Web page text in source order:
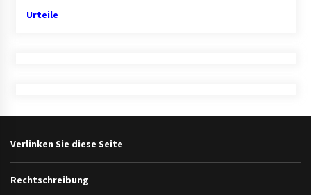
Urteile
Verlinken Sie diese Seite
Rechtschreibung